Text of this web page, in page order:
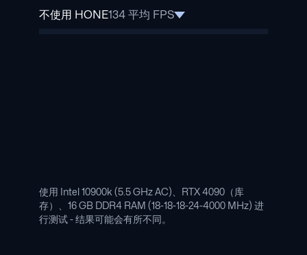
不使用 HONE134 平均 FPS
使用 Intel 10900k (5.5 GHz AC)、RTX 4090（库
存）、16 GB DDR4 RAM (18-18-18-24-4000 MHz) 进
行测试 - 结果可能会有所不同。